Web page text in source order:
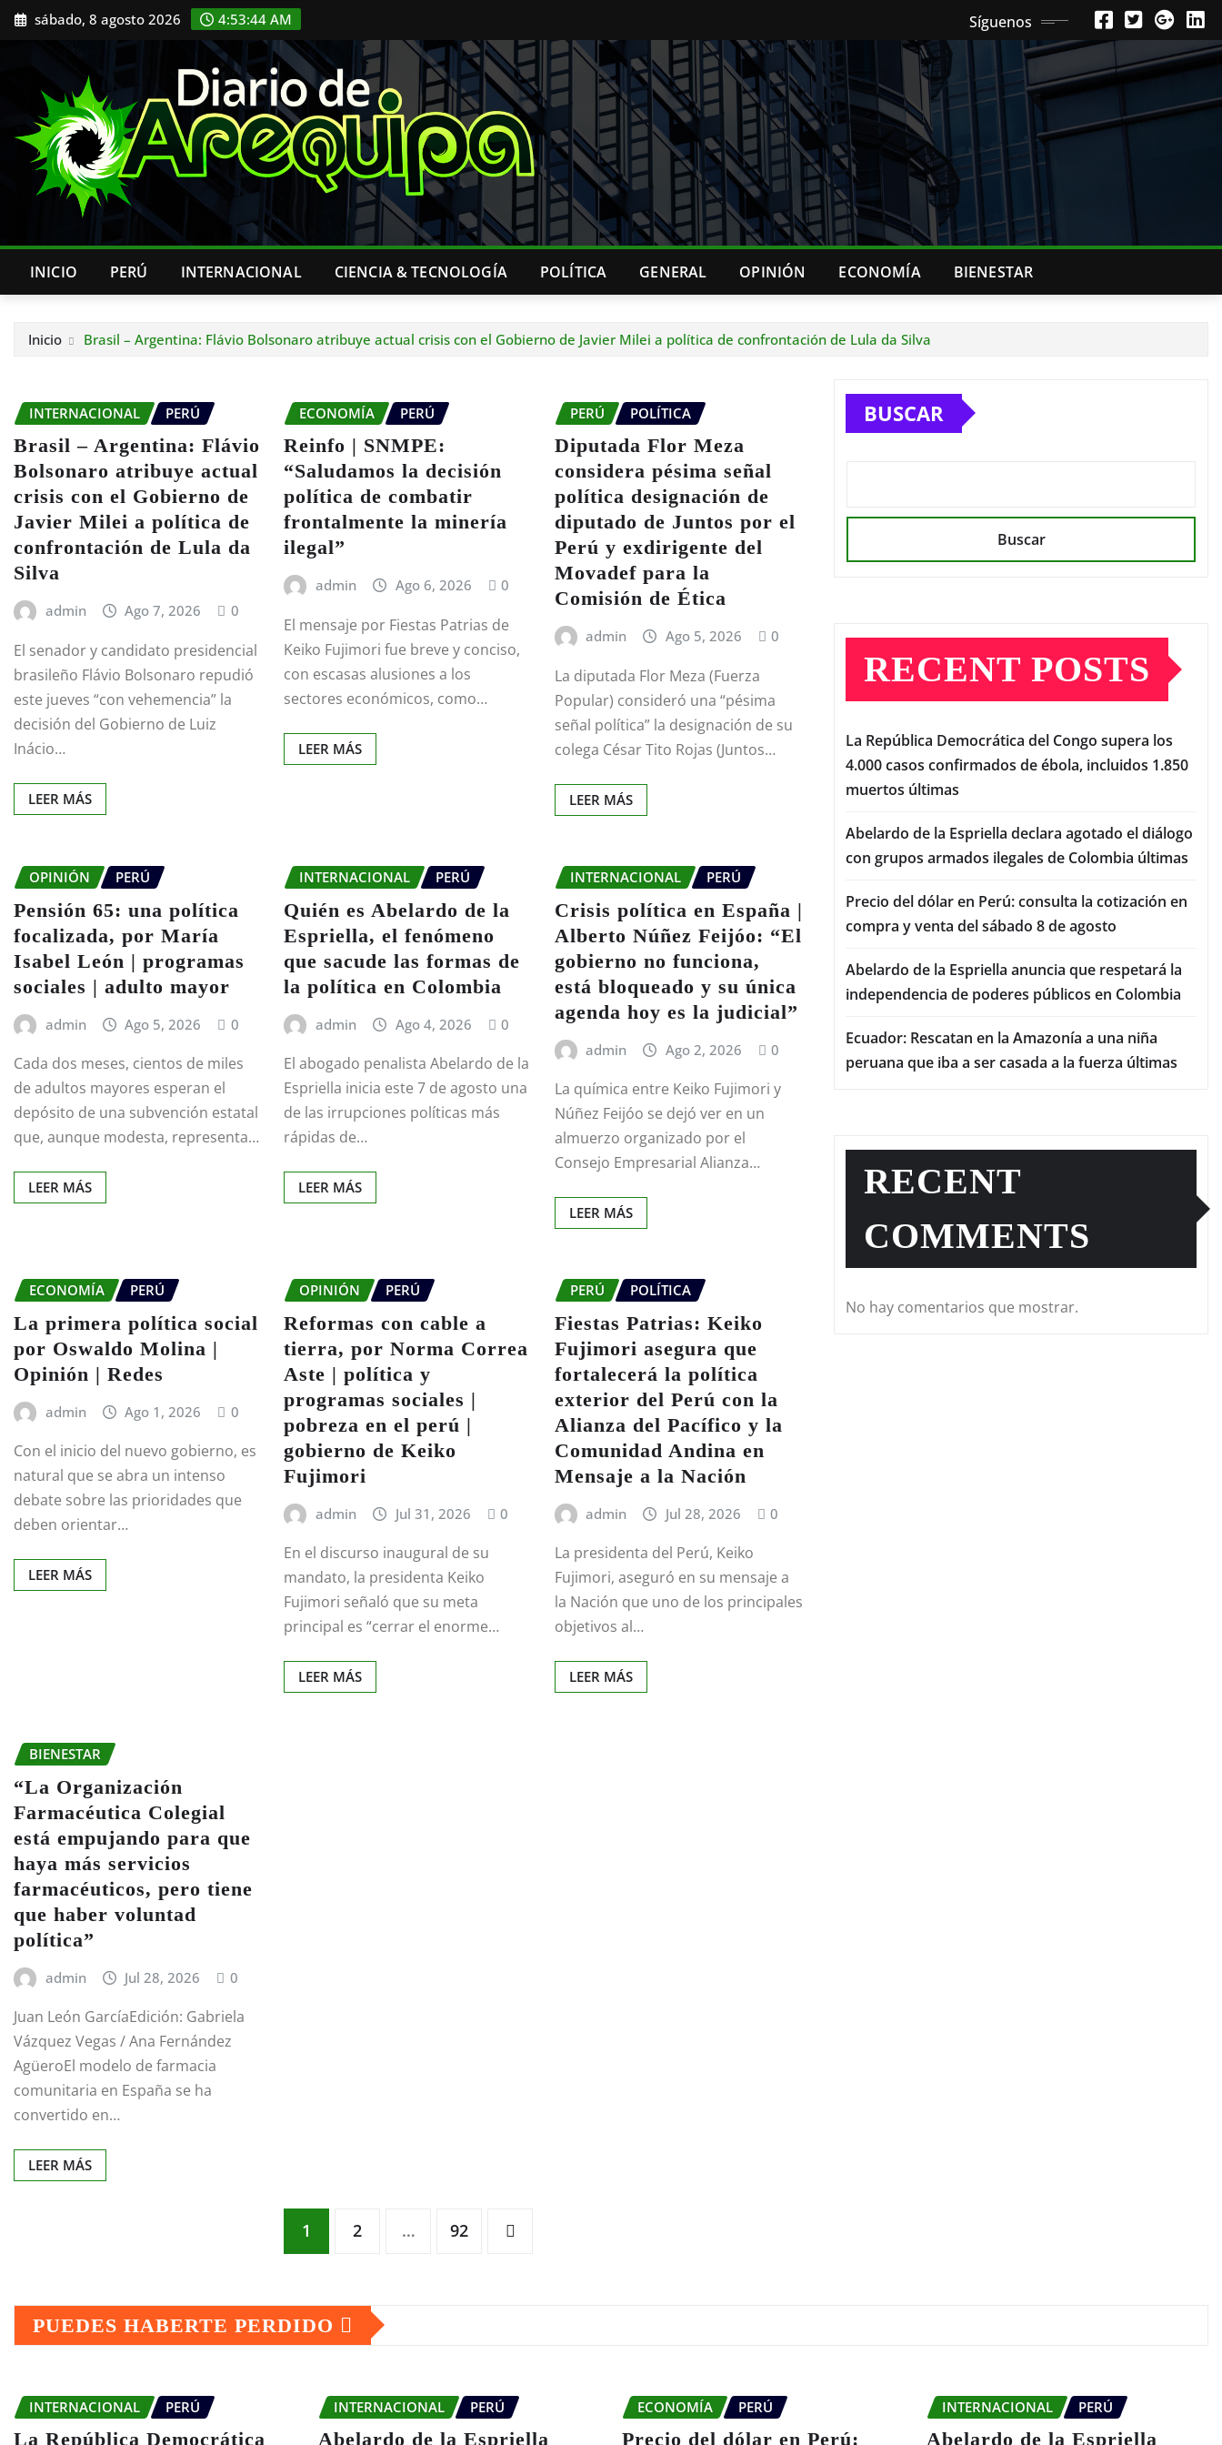
Saltar sábado, 8 agosto 2026 4:53:45 AM Síguenos
INICIO PERÚ INTERNACIONAL CIENCIA & TECNOLOGÍA POLÍTICA GENERAL OPINIÓN ECONOMÍA BIENESTAR
Inicio Brasil – Argentina: Flávio Bolsonaro atribuye actual crisis con el Gobierno de Javier Milei a política de confrontación de Lula da Silva
INTERNACIONAL PERÚ
Brasil – Argentina: Flávio
Bolsonaro atribuye actual
crisis con el Gobierno de
Javier Milei a política de
confrontación de Lula da
Silva
admin Ago 7, 2026 0
El senador y candidato presidencial
brasileño Flávio Bolsonaro repudió
este jueves “con vehemencia” la
decisión del Gobierno de Luiz
Inácio…
LEER MÁS
ECONOMÍA PERÚ
Reinfo | SNMPE:
“Saludamos la decisión
política de combatir
frontalmente la minería
ilegal”
admin Ago 6, 2026 0
El mensaje por Fiestas Patrias de
Keiko Fujimori fue breve y conciso,
con escasas alusiones a los
sectores económicos, como…
LEER MÁS
PERÚ POLÍTICA
Diputada Flor Meza
considera pésima señal
política designación de
diputado de Juntos por el
Perú y exdirigente del
Movadef para la
Comisión de Ética
admin Ago 5, 2026 0
La diputada Flor Meza (Fuerza
Popular) consideró una “pésima
señal política” la designación de su
colega César Tito Rojas (Juntos…
LEER MÁS
OPINIÓN PERÚ
Pensión 65: una política
focalizada, por María
Isabel León | programas
sociales | adulto mayor
admin Ago 5, 2026 0
Cada dos meses, cientos de miles
de adultos mayores esperan el
depósito de una subvención estatal
que, aunque modesta, representa…
LEER MÁS
INTERNACIONAL PERÚ
Quién es Abelardo de la
Espriella, el fenómeno
que sacude las formas de
la política en Colombia
admin Ago 4, 2026 0
El abogado penalista Abelardo de la
Espriella inicia este 7 de agosto una
de las irrupciones políticas más
rápidas de…
LEER MÁS
INTERNACIONAL PERÚ
Crisis política en España |
Alberto Núñez Feijóo: “El
gobierno no funciona,
está bloqueado y su única
agenda hoy es la judicial”
admin Ago 2, 2026 0
La química entre Keiko Fujimori y
Núñez Feijóo se dejó ver en un
almuerzo organizado por el
Consejo Empresarial Alianza…
LEER MÁS
ECONOMÍA PERÚ
La primera política social
por Oswaldo Molina |
Opinión | Redes
admin Ago 1, 2026 0
Con el inicio del nuevo gobierno, es
natural que se abra un intenso
debate sobre las prioridades que
deben orientar…
LEER MÁS
OPINIÓN PERÚ
Reformas con cable a
tierra, por Norma Correa
Aste | política y
programas sociales |
pobreza en el perú |
gobierno de Keiko
Fujimori
admin Jul 31, 2026 0
En el discurso inaugural de su
mandato, la presidenta Keiko
Fujimori señaló que su meta
principal es “cerrar el enorme…
LEER MÁS
PERÚ POLÍTICA
Fiestas Patrias: Keiko
Fujimori asegura que
fortalecerá la política
exterior del Perú con la
Alianza del Pacífico y la
Comunidad Andina en
Mensaje a la Nación
admin Jul 28, 2026 0
La presidenta del Perú, Keiko
Fujimori, aseguró en su mensaje a
la Nación que uno de los principales
objetivos al…
LEER MÁS
BIENESTAR
“La Organización
Farmacéutica Colegial
está empujando para que
haya más servicios
farmacéuticos, pero tiene
que haber voluntad
política”
admin Jul 28, 2026 0
Juan León GarcíaEdición: Gabriela
Vázquez Vegas / Ana Fernández
AgüeroEl modelo de farmacia
comunitaria en España se ha
convertido en…
LEER MÁS
entradas
1 2 … 92
BUSCAR
Buscar
RECENT POSTS
La República Democrática del Congo supera los
4.000 casos confirmados de ébola, incluidos 1.850
muertos últimas
Abelardo de la Espriella declara agotado el diálogo
con grupos armados ilegales de Colombia últimas
Precio del dólar en Perú: consulta la cotización en
compra y venta del sábado 8 de agosto
Abelardo de la Espriella anuncia que respetará la
independencia de poderes públicos en Colombia
Ecuador: Rescatan en la Amazonía a una niña
peruana que iba a ser casada a la fuerza últimas
RECENT
COMMENTS
No hay comentarios que mostrar.
PUEDES HABERTE PERDIDO
INTERNACIONAL PERÚ
La República Democrática
INTERNACIONAL PERÚ
Abelardo de la Espriella
ECONOMÍA PERÚ
Precio del dólar en Perú:
INTERNACIONAL PERÚ
Abelardo de la Espriella